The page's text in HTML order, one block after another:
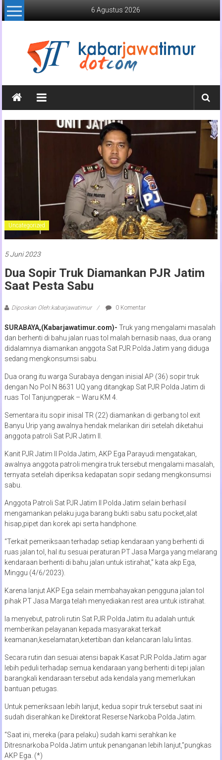
Lompat
ke
6 Agustus 2026
Kabar
Jawa
Timur
Timur
Uncategorized
5 Juni 2023
Dua Sopir Truk Diamankan PJR Jatim
Saat Pesta Sabu
Diposkan Oleh:kabarjawatimur 0 Komentar
SURABAYA,(Kabarjawatimur.com)- Truk yang mengalami masalah
dan berhenti di bahu jalan ruas tol malah bernasib naas, dua orang
didalamnya diamankan anggota Sat PJR Polda Jatim yang diduga
sedang mengkonsumsi sabu.
Dua orang itu warga Surabaya dengan inisial AP (36) sopir truk
dengan No Pol N 8631 UQ yang ditangkap Sat PJR Polda Jatim di
ruas Tol Tanjungperak – Waru KM 4.
Sementara itu sopir inisal TR (22) diamankan di gerbang tol exit
Banyu Urip yang awalnya hendak melarikan diri setelah diketahui
anggota patroli Sat PJR Jatim II.
Kanit PJR Jatim II Polda Jatim, AKP Ega Parayudi mengatakan,
awalnya anggota patroli mengira truk tersebut mengalami masalah,
ternyata setelah diperiksa kedapatan sopir sedang mengkonsumsi
sabu.
Anggota Patroli Sat PJR Jatim II Polda Jatim selain berhasil
mengamankan pelaku juga barang bukti sabu satu pocket,alat
hisap,pipet dan korek api serta handphone.
“Terkait pemeriksaan terhadap setiap kendaraan yang berhenti di
ruas jalan tol, hal itu sesuai peraturan PT Jasa Marga yang melarang
kendaraan berhenti di bahu jalan untuk istirahat,” kata akp Ega,
Minggu (4/6/2023).
Karena lanjut AKP Ega selain membahayakan pengguna jalan tol
pihak PT Jasa Marga telah menyediakan rest area untuk istirahat.
Ia menyebut, patroli rutin Sat PJR Polda Jatim itu adalah untuk
memberikan pelayanan kepada masyarakat terkait
keamanan,keselamatan,ketertiban dan kelancaran lalu lintas.
Secara rutin dan sesuai atensi bapak Kasat PJR Polda Jatim agar
lebih peduli terhadap semua kendaraan yang berhenti di tepi jalan
barangkali kendaraan tersebut ada kendala yang memerlukan
bantuan petugas.
Untuk pemeriksaan lebih lanjut, kedua sopir truk tersebut saat ini
sudah diserahkan ke Direktorat Reserse Narkoba Polda Jatim.
“Saat ini, mereka (para pelaku) sudah kami serahkan ke
Ditresnarkoba Polda Jatim untuk penanganan lebih lanjut,”pungkas
AKP Ega. (*)